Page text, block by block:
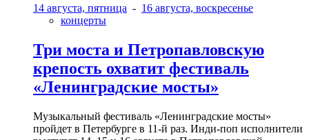
14 августа, пятница - 16 августа, воскресенье
концерты
Три моста и Петропавловскую
крепость охватит фестиваль
«Ленинградские мосты»
Музыкальный фестиваль «Ленинградские мосты»
пройдет в Петербурге в 11-й раз. Инди-поп исполнители